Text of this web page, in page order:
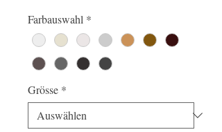
Farbauswahl *
Grösse *